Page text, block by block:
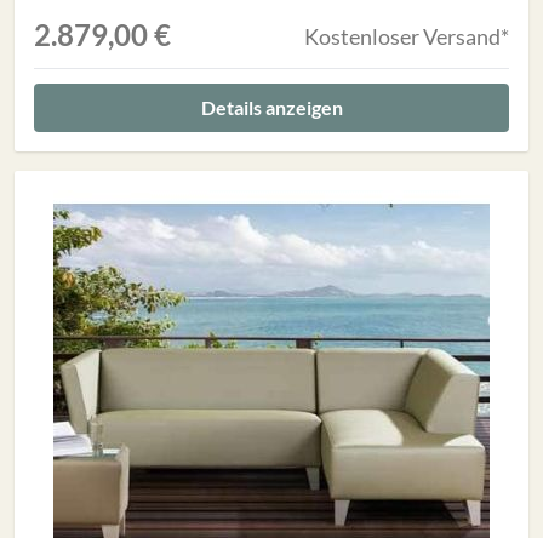
2.879,00 € Kostenloser Versand*
Details anzeigen